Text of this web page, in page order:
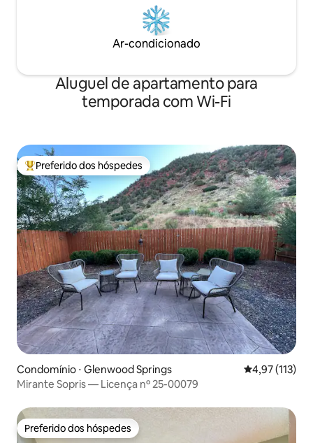
Ar-condicionado
Aluguel de apartamento para
temporada com Wi-Fi
Entre os melhores preferidos dos hóspedes
Preferido dos hóspedes
Condomínio ⋅ Glenwood Springs 4,97 de uma
4,97 (113)
Mirante Sopris — Licença nº 25-00079
Preferido dos hóspedes
Preferido dos hóspedes